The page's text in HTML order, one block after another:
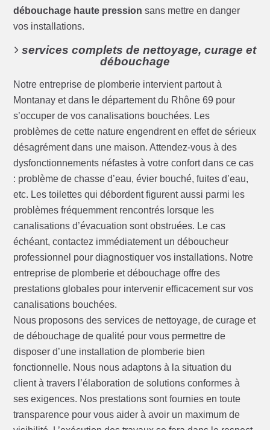
débouchage haute pression sans mettre en danger
vos installations.
services complets de nettoyage, curage et
débouchage
Notre entreprise de plomberie intervient partout à
Montanay et dans le département du Rhône 69 pour
s’occuper de vos canalisations bouchées. Les
problèmes de cette nature engendrent en effet de sérieux
désagrément dans une maison. Attendez-vous à des
dysfonctionnements néfastes à votre confort dans ce cas
: problème de chasse d’eau, évier bouché, fuites d’eau,
etc. Les toilettes qui débordent figurent aussi parmi les
problèmes fréquemment rencontrés lorsque les
canalisations d’évacuation sont obstruées. Le cas
échéant, contactez immédiatement un déboucheur
professionnel pour diagnostiquer vos installations. Notre
entreprise de plomberie et débouchage offre des
prestations globales pour intervenir efficacement sur vos
canalisations bouchées.
Nous proposons des services de nettoyage, de curage et
de débouchage de qualité pour vous permettre de
disposer d’une installation de plomberie bien
fonctionnelle. Nous nous adaptons à la situation du
client à travers l’élaboration de solutions conformes à
ses exigences. Nos prestations sont fournies en toute
transparence pour vous aider à avoir un maximum de